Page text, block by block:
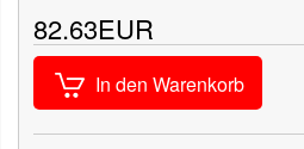
82.63EUR
In den Warenkorb